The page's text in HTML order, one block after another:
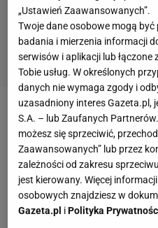
Kontrakt Gonzalo
roku, ale
odejdzie z Juventusu.
Tuttosport", podejmie
miał udany początek
osiem bramek i osiem
„Ustawień Zaawansowanych”.
Twoje dane osobowe mogą
badania i mierzenia informacji
serwisów i aplikacji lub
Tobie usług. W określonych
danych nie wymaga zgody i
uzasadniony interes Gazeta.pl,
S.A. – lub Zaufanych
możesz się sprzeciwić,
Zaawansowanych” lub przez
zależności od zakresu
jest kierowany. Więcej
osobowych znajdziesz w
Gazeta.pl iPolityka